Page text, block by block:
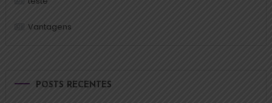
Vantagens
POSTS RECENTES